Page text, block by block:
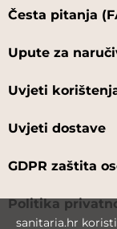
Česta pitanja
Upute za
Uvjeti
Uvjeti dostave
GDPR zaštita
Politika
sanitaria.hr